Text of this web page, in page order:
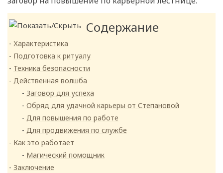
Содержание
Характеристика
Подготовка к ритуалу
Техника безопасности
Действенная волшба
Заговор для успеха
Обряд для удачной карьеры от Степановой
Для повышения по работе
Для продвижения по службе
Как это работает
Магический помощник
Заключение